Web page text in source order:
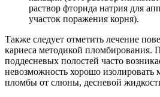
раствор фторида натрия для
участок поражения корня).
Также следует отметить лечение
кариеса методикой пломбирования.
поддесневых полостей часто
невозможность хорошо изолировать
пломбы от слюны, десневой